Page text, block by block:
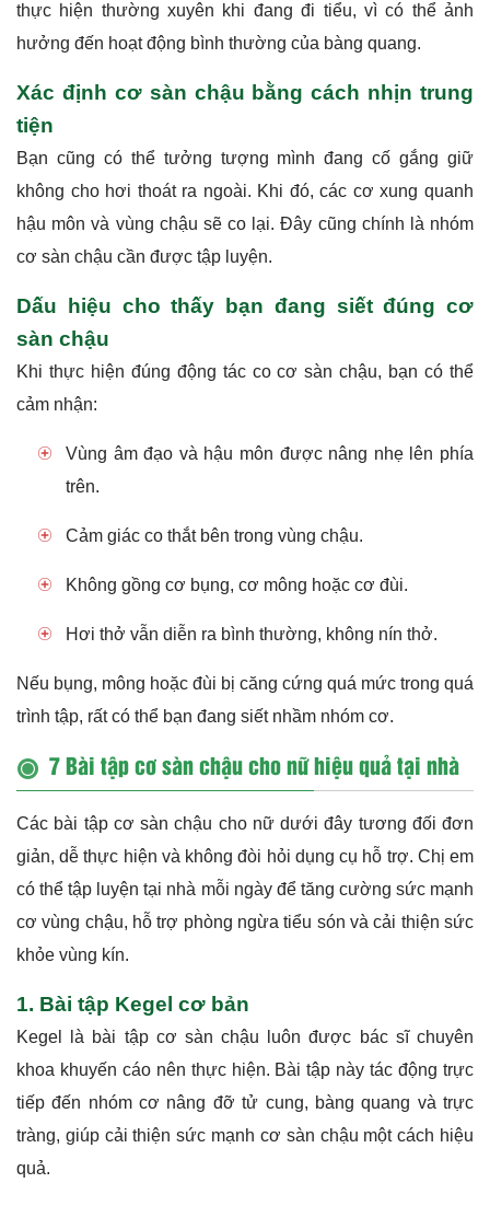
thực hiện thường xuyên khi đang đi tiểu, vì có thể ảnh
hưởng đến hoạt động bình thường của bàng quang.
Xác định cơ sàn chậu bằng cách nhịn trung
tiện
Bạn cũng có thể tưởng tượng mình đang cố gắng giữ
không cho hơi thoát ra ngoài. Khi đó, các cơ xung quanh
hậu môn và vùng chậu sẽ co lại. Đây cũng chính là nhóm
cơ sàn chậu cần được tập luyện.
Dấu hiệu cho thấy bạn đang siết đúng cơ
sàn chậu
Khi thực hiện đúng động tác co cơ sàn chậu, bạn có thể
cảm nhận:
Vùng âm đạo và hậu môn được nâng nhẹ lên phía
trên.
Cảm giác co thắt bên trong vùng chậu.
Không gồng cơ bụng, cơ mông hoặc cơ đùi.
Hơi thở vẫn diễn ra bình thường, không nín thở.
Nếu bụng, mông hoặc đùi bị căng cứng quá mức trong quá
trình tập, rất có thể bạn đang siết nhầm nhóm cơ.
7 Bài tập cơ sàn chậu cho nữ hiệu quả tại nhà
Các bài tập cơ sàn chậu cho nữ dưới đây tương đối đơn
giản, dễ thực hiện và không đòi hỏi dụng cụ hỗ trợ. Chị em
có thể tập luyện tại nhà mỗi ngày để tăng cường sức mạnh
cơ vùng chậu, hỗ trợ phòng ngừa tiểu són và cải thiện sức
khỏe vùng kín.
1. Bài tập Kegel cơ bản
Kegel là bài tập cơ sàn chậu luôn được bác sĩ chuyên
khoa khuyến cáo nên thực hiện. Bài tập này tác động trực
tiếp đến nhóm cơ nâng đỡ tử cung, bàng quang và trực
tràng, giúp cải thiện sức mạnh cơ sàn chậu một cách hiệu
quả.